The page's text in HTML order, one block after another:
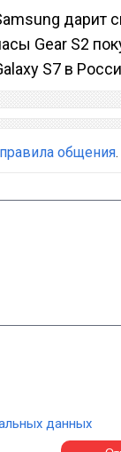
дарит
Gear S2
S7 в
правила общения.
данных